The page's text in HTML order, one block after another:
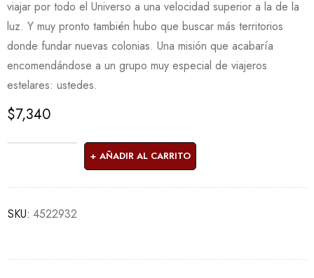
viajar por todo el Universo a una velocidad superior a la de la
luz. Y muy pronto también hubo que buscar más territorios
donde fundar nuevas colonias. Una misión que acabaría
encomendándose a un grupo muy especial de viajeros
estelares: ustedes.
$7,340
AÑADIR AL CARRITO
SKU: 4522932